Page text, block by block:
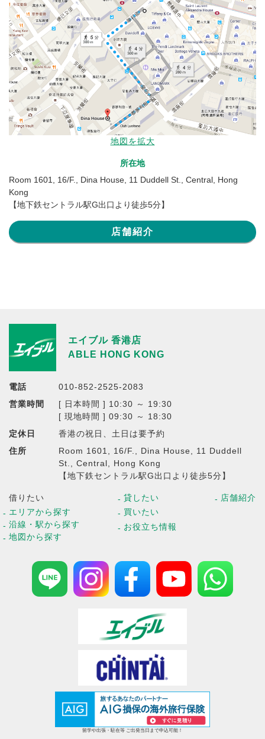
地図を拡大
所在地
Room 1601, 16/F., Dina House, 11 Duddell St., Central, Hong
Kong
【地下鉄セントラル駅G出口より徒歩5分】
店舗紹介
エイブル 香港店
ABLE HONG KONG
電話
010-852-2525-2083
営業時間
[ 日本時間 ] 10:30 ～ 19:30
[ 現地時間 ] 09:30 ～ 18:30
定休日
香港の祝日、土日は要予約
住所
Room 1601, 16/F., Dina House, 11 Duddell
St., Central, Hong Kong
【地下鉄セントラル駅G出口より徒歩5分】
借りたい
エリアから探す
沿線・駅から探す
地図から探す
貸したい
買いたい
お役立ち情報
店舗紹介
留学や出張・駐在等 ご出発当日まで申込可能！